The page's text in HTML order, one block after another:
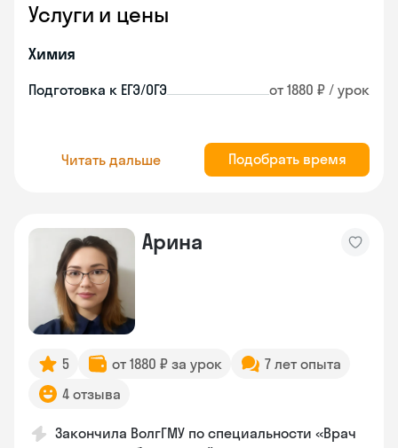
Услуги и цены
Химия
Подготовка к ЕГЭ/ОГЭ от 1880 ₽ / урок
Читать дальше Подобрать время
Арина
5 от 1880 ₽ за урок
7 лет опыта
4 отзыва
Закончила ВолгГМУ по специальности «Врач